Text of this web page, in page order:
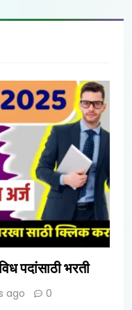
पदांसाठी भरती
ago 0